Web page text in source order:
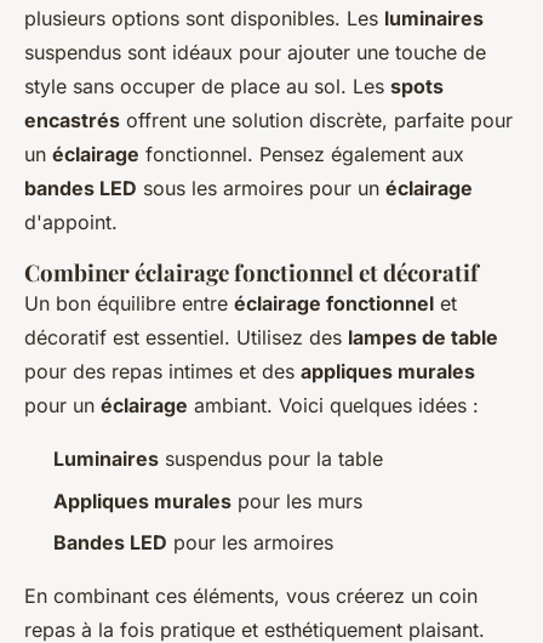
plusieurs options sont disponibles. Les luminaires
suspendus sont idéaux pour ajouter une touche de
style sans occuper de place au sol. Les spots
encastrés offrent une solution discrète, parfaite pour
un éclairage fonctionnel. Pensez également aux
bandes LED sous les armoires pour un éclairage
d'appoint.
Combiner éclairage fonctionnel et décoratif
Un bon équilibre entre éclairage fonctionnel et
décoratif est essentiel. Utilisez des lampes de table
pour des repas intimes et des appliques murales
pour un éclairage ambiant. Voici quelques idées :
Luminaires suspendus pour la table
Appliques murales pour les murs
Bandes LED pour les armoires
En combinant ces éléments, vous créerez un coin
repas à la fois pratique et esthétiquement plaisant.